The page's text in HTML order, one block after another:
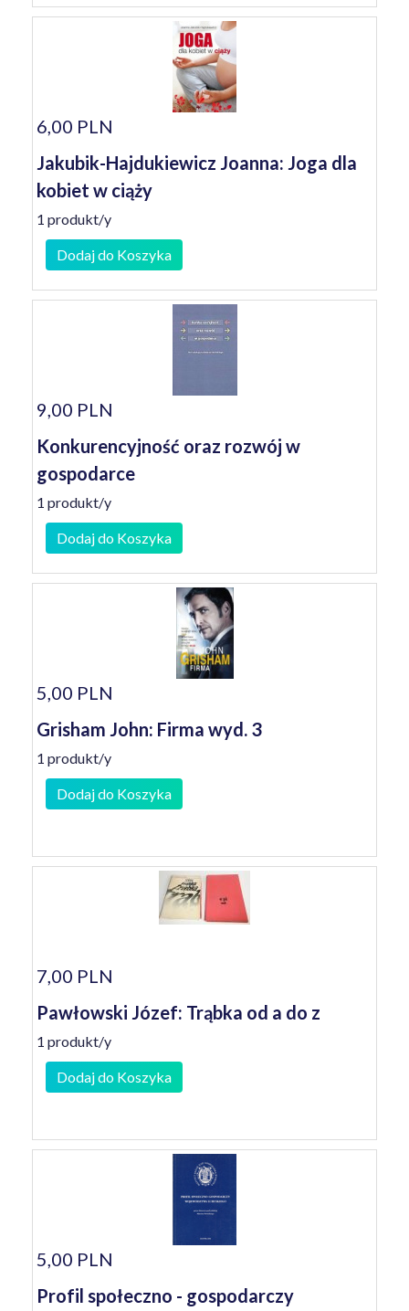
6,00 PLN
Jakubik-Hajdukiewicz Joanna: Joga dla
kobiet w ciąży
1 produkt/y
Dodaj do Koszyka
9,00 PLN
Konkurencyjność oraz rozwój w
gospodarce
1 produkt/y
Dodaj do Koszyka
5,00 PLN
Grisham John: Firma wyd. 3
1 produkt/y
Dodaj do Koszyka
7,00 PLN
Pawłowski Józef: Trąbka od a do z
1 produkt/y
Dodaj do Koszyka
5,00 PLN
Profil społeczno - gospodarczy